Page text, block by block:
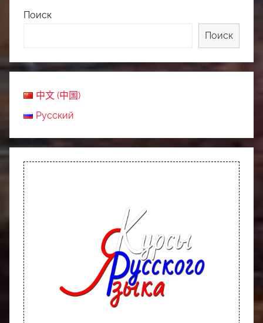
Поиск
Поиск
中文 (中国)
Русский